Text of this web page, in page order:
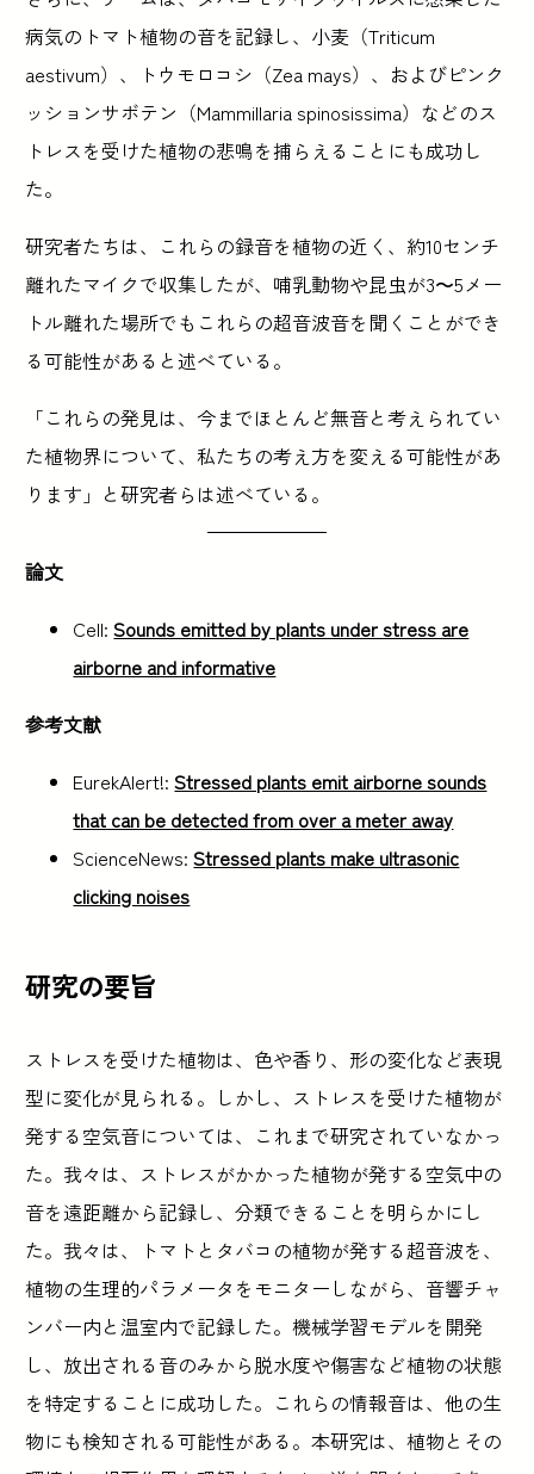
病気のトマト植物の音を記録し、小麦（Triticum
aestivum）、トウモロコシ（Zea mays）、およびピンク
ッションサボテン（Mammillaria spinosissima）などのス
トレスを受けた植物の悲鳴を捕らえることにも成功し
た。
研究者たちは、これらの録音を植物の近く、約10センチ
離れたマイクで収集したが、哺乳動物や昆虫が3〜5メー
トル離れた場所でもこれらの超音波音を聞くことができ
る可能性があると述べている。
「これらの発見は、今までほとんど無音と考えられてい
た植物界について、私たちの考え方を変える可能性があ
ります」と研究者らは述べている。
論文
Cell:Sounds emitted by plants under stress are
airborne and informative
参考文献
EurekAlert!:Stressed plants emit airborne sounds
that can be detected from over a meter away
ScienceNews:Stressed plants make ultrasonic
clicking noises
研究の要旨
ストレスを受けた植物は、色や香り、形の変化など表現
型に変化が見られる。しかし、ストレスを受けた植物が
発する空気音については、これまで研究されていなかっ
た。我々は、ストレスがかかった植物が発する空気中の
音を遠距離から記録し、分類できることを明らかにし
た。我々は、トマトとタバコの植物が発する超音波を、
植物の生理的パラメータをモニターしながら、音響チャ
ンバー内と温室内で記録した。機械学習モデルを開発
し、放出される音のみから脱水度や傷害など植物の状態
を特定することに成功した。これらの情報音は、他の生
物にも検知される可能性がある。本研究は、植物とその